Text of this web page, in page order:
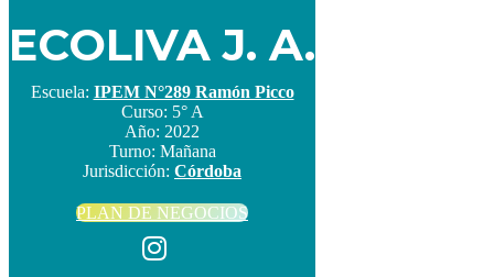
ECOLIVA J. A.
Escuela: IPEM N°289 Ramón Picco
Curso: 5° A
Año: 2022
Turno: Mañana
Jurisdicción: Córdoba
PLAN DE NEGOCIOS